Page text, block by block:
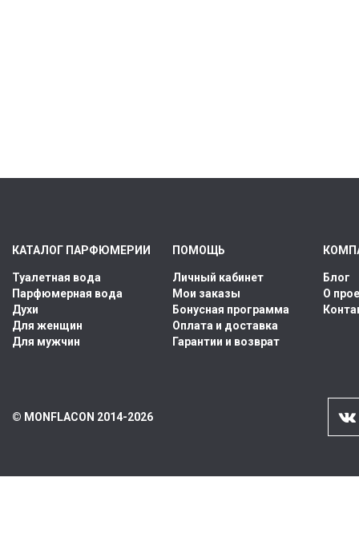
КАТАЛОГ ПАРФЮМЕРИИ
Туалетная вода
Парфюмерная вода
Духи
Для женщин
Для мужчин
© MONFLACON 2014-2026
ПОМОЩЬ
Личный кабинет
Мои заказы
Бонусная программа
Оплата и доставка
Гарантии и возврат
Блог
О